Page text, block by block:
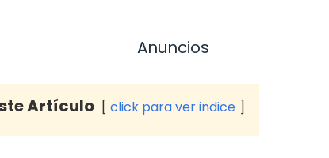
Anuncios
Artículo click para ver indice